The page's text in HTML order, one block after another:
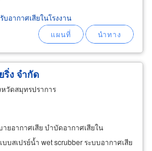
อากาศเสียในโรงงาน
ริ่ง จำกัด
วัดสมุทรปราการ
ยอากาศเสีย บำบัดอากาศเสียใน
บสเปรย์น้ำ wet scrubber ระบบอากาศเสีย